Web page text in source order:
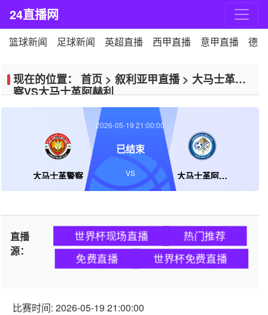
24直播网
篮球新闻 足球新闻 英超直播 西甲直播 意甲直播 德
现在的位置： 首页 > 叙利亚甲直播> 大马士革警
察VS大马士革阿赫利
大马士革警察 大马士革阿赫利
2026-05-19 21:00:00
已结束
VS
直播
源：
世界杯现场直播
热门推荐
免费直播
世界杯免费直播
比赛时间: 2026-05-19 21:00:00